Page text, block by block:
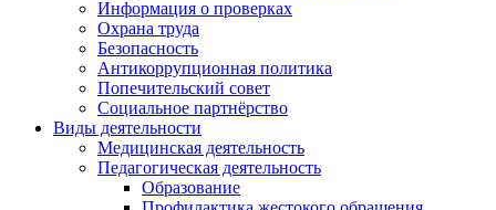
Информация о проверках
Охрана труда
Безопасность
Антикоррупционная политика
Попечительский совет
Социальное партнёрство
Виды деятельности
Медицинская деятельность
Педагогическая деятельность
Образование